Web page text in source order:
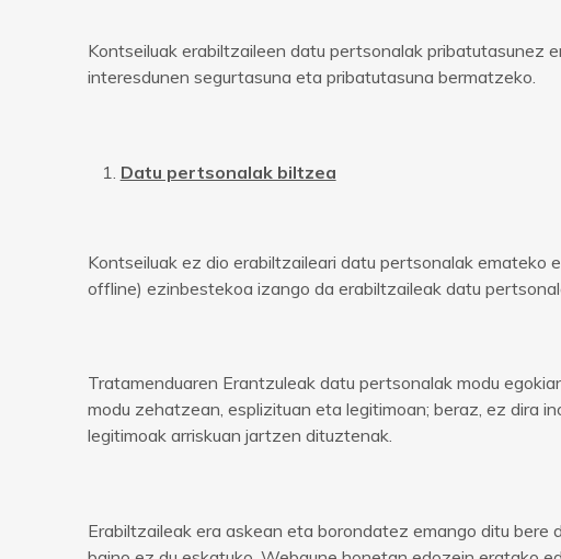
Kontseiluak erabiltzaileen datu pertsonalak pribatutasunez
interesdunen segurtasuna eta pribatutasuna bermatzeko.
Datu pertsonalak biltzea
Kontseiluak ez dio erabiltzaileari datu pertsonalak emateko
offline) ezinbestekoa izango da erabiltzaileak datu
Tratamenduaren Erantzuleak datu pertsonalak modu
modu zehatzean, esplizituan eta legitimoan; beraz, ez dira
legitimoak arriskuan jartzen dituztenak.
Erabiltzaileak era askean eta borondatez emango ditu